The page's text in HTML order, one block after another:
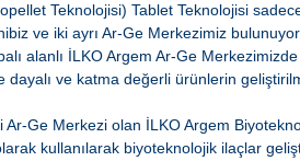
Teknolojisi) Tablet Teknolojisi
ve iki ayrı Ar-Ge Merkezimiz
alanlı İLKO Argem Ar-Ge
dayalı ve katma değerli ürünlerin
Ar-Ge Merkezi olan İLKO Argem
kullanılarak biyoteknolojik ilaçlar